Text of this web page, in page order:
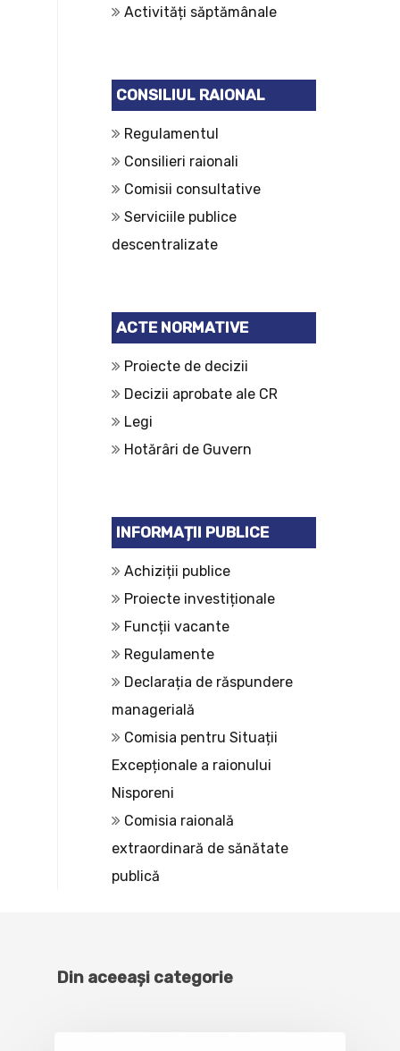
Activități săptămânale
CONSILIUL RAIONAL
Regulamentul
Consilieri raionali
Comisii consultative
Serviciile publice
descentralizate
ACTE NORMATIVE
Proiecte de decizii
Decizii aprobate ale CR
Legi
Hotărâri de Guvern
INFORMAȚII PUBLICE
Achiziții publice
Proiecte investiționale
Funcții vacante
Regulamente
Declarația de răspundere
managerială
Comisia pentru Situații
Excepționale a raionului
Nisporeni
Comisia raională
extraordinară de sănătate
publică
Din aceeași categorie